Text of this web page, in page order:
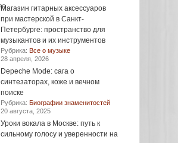
Магазин гитарных аксессуаров
при мастерской в Санкт-
Петербурге: пространство для
музыкантов и их инструментов
Рубрика: Все о музыке
28 апреля, 2026
Depeche Mode: сага о
синтезаторах, коже и вечном
поиске
Рубрика: Биографии знаменитостей
20 августа, 2025
Уроки вокала в Москве: путь к
сильному голосу и уверенности на